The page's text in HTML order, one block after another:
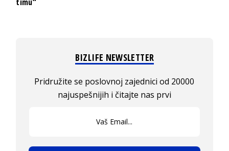
BIZLIFE NEWSLETTER
Pridružite se poslovnoj zajednici od 20000
najuspešnijih i čitajte nas prvi